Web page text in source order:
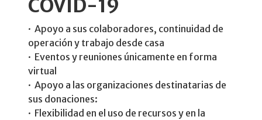
COVID-19
· Apoyo a sus colaboradores, continuidad de
operación y trabajo desde casa​
· Eventos y reuniones únicamente en forma
virtual​
· Apoyo a las organizaciones destinatarias de
sus donaciones: ​
· Flexibilidad en el uso de recursos y en la